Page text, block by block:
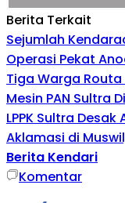
Berita Terkait
Sejumlah
Operasi Pekat
Tiga Warga
Mesin PAN Sultra
LPPK Sultra
Aklamasi di
Berita Kendari
Komentar